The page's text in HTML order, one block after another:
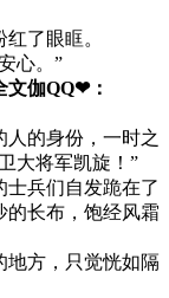
了眼眶。
心。”
伽QQ❤：
人的身份，一时之
大将军凯旋！”
士兵们自发跪在了
的长布，饱经风霜
地方，只觉恍如隔